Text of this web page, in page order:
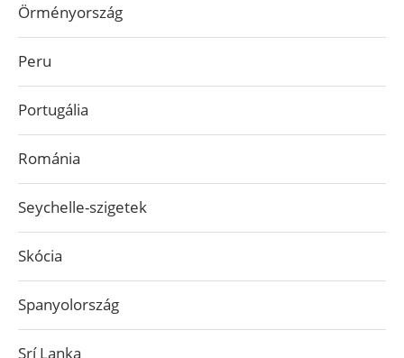
Örményország
Peru
Portugália
Románia
Seychelle-szigetek
Skócia
Spanyolország
Srí Lanka